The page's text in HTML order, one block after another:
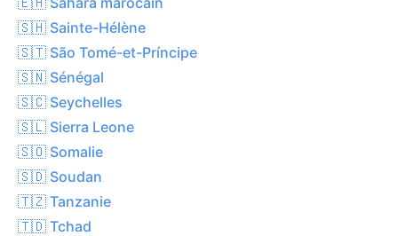
🇸🇭 Sainte-Hélène
🇸🇹 São Tomé-et-Príncipe
🇸🇳 Sénégal
🇸🇨 Seychelles
🇸🇱 Sierra Leone
🇸🇴 Somalie
🇸🇩 Soudan
🇹🇿 Tanzanie
🇹🇩 Tchad